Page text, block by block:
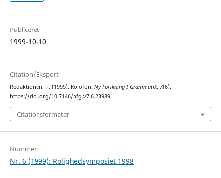
Publiceret
1999-10-10
Citation/Eksport
Redaktionen, .-. (1999). Kolofon. Ny Forskning I Grammatik, 7(6).
https://doi.org/10.7146/nfg.v7i6.23989
Citationsformater
Nummer
Nr. 6 (1999): Rolighedsymposiet 1998